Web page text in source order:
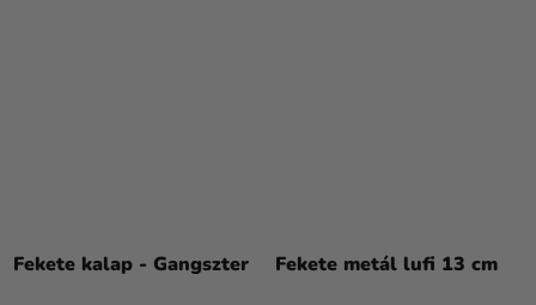
Fekete kalap - Gangszter Fekete metál lufi 13 cm